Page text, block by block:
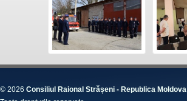
© 2026 Consiliul Raional Strășeni - Republica Moldova